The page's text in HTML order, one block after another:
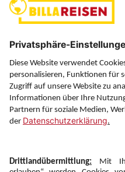
Über uns
Service
Information
Folgen Sie uns